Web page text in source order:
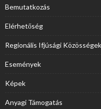
Bemutatkozás
Elérhetőség
Regionális Ifjúsági Közösségek
Események
Képek
Anyagi Támogatás